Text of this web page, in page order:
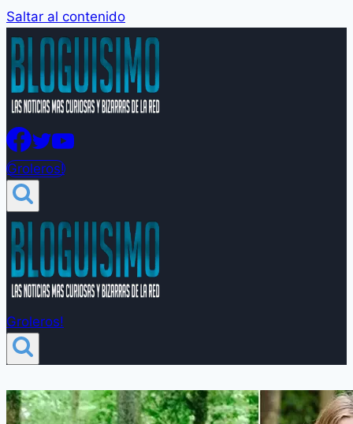
Saltar al contenido
Groleros!
Groleros!